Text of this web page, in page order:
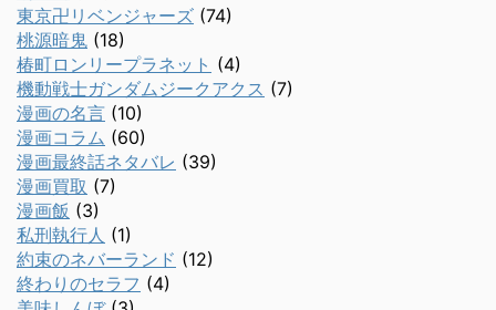
東京卍リベンジャーズ (74)
桃源暗鬼 (18)
椿町ロンリープラネット (4)
機動戦士ガンダムジークアクス (7)
漫画の名言 (10)
漫画コラム (60)
漫画最終話ネタバレ (39)
漫画買取 (7)
漫画飯 (3)
私刑執行人 (1)
約束のネバーランド (12)
終わりのセラフ (4)